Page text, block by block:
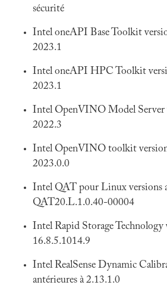
sécurité
Intel oneAPI Base Toolkit
2023.1
Intel oneAPI HPC Toolkit
2023.1
Intel OpenVINO Model Server
2022.3
Intel OpenVINO toolkit
2023.0.0
Intel QAT pour Linux versions
QAT20.L.1.0.40-00004
Intel Rapid Storage Technology
16.8.5.1014.9
Intel RealSense Dynamic
antérieures à 2.13.1.0